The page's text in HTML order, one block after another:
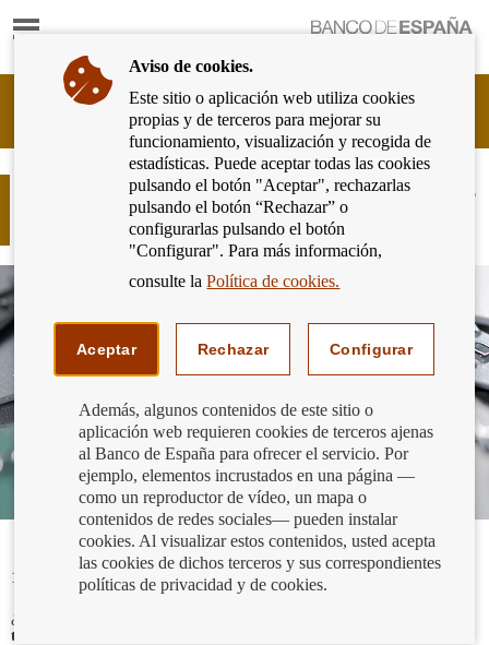
Mostrar
Ir
página
de
inicio
del
Banco
de
España
Cliente
Bancario
Banco
España
Eurosistema,
¿Sabes qué significan los números de
tu tarjeta?
16/05/2023
¿Nunca te has preguntado qué significan los
tarjeta bancaria
Aviso de cookies.
Este sitio o aplicación web utiliza cookies
propias y de terceros para mejorar su
funcionamiento, visualización y recogida de
estadísticas. Puede aceptar todas las cookies
pulsando el botón "Aceptar", rechazarlas
pulsando el botón “Rechazar” o
configurarlas pulsando el botón
"Configurar". Para más información,
consulte laPolítica de cookies.
Aceptar Rechazar Configurar
Además, algunos contenidos de este sitio o
aplicación web requieren cookies de terceros ajenas
al Banco de España para ofrecer el servicio. Por
ejemplo, elementos incrustados en una página —
como un reproductor de vídeo, un mapa o
contenidos de redes sociales— pueden instalar
cookies. Al visualizar estos contenidos, usted acepta
las cookies de dichos terceros y sus correspondientes
políticas de privacidad y de cookies.